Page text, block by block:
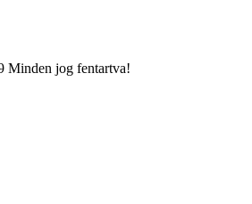
Minden jog fentartva!